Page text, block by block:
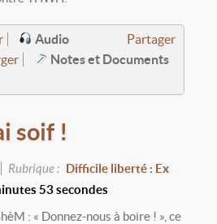
Partager
Audio
Notes et Documents
soif !
Rubrique : Difficile liberté : Ex
53 secondes
: « Donnez-nous à boire ! », ce